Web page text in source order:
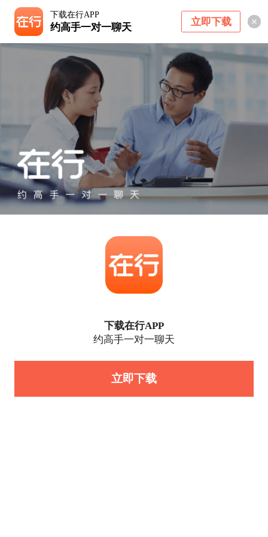
下载在行APP
约高手一对一聊天 立即下载
下载在行APP
约高手一对一聊天
立即下载